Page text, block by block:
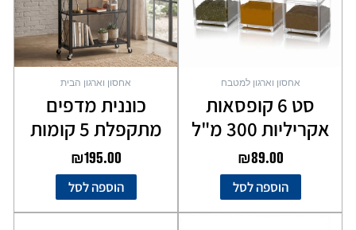
אחסון וארגון למטבח
סט 6 קופסאות
אקריליות 300 מ"ל
₪89.00
הוספה לסל
אחסון וארגון הבית
כוננית מדפים
מתקפלת 5 קומות
₪195.00
הוספה לסל